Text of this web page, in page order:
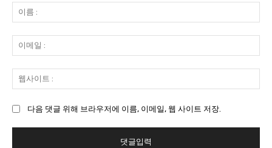
:
름
:
메
일
사
:
다음 댓글 위해 브라우저에 이름, 이메일, 웹 사이트 저장.